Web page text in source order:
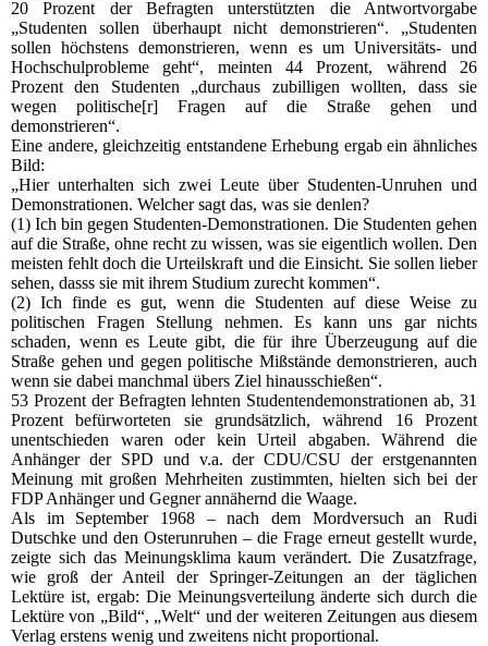
20 Prozent der Befragten unterstützten die Antwortvorgabe
„Studenten sollen überhaupt nicht demonstrieren“. „Studenten
sollen höchstens demonstrieren, wenn es um Universitäts- und
Hochschulprobleme geht“, meinten 44 Prozent, während 26
Prozent den Studenten „durchaus zubilligen wollten, dass sie
wegen politische[r] Fragen auf die Straße gehen und
demonstrieren“.
Eine andere, gleichzeitig entstandene Erhebung ergab ein ähnliches
Bild:
„Hier unterhalten sich zwei Leute über Studenten-Unruhen und
Demonstrationen. Welcher sagt das, was sie denlen?
(1) Ich bin gegen Studenten-Demonstrationen. Die Studenten gehen
auf die Straße, ohne recht zu wissen, was sie eigentlich wollen. Den
meisten fehlt doch die Urteilskraft und die Einsicht. Sie sollen lieber
sehen, dasss sie mit ihrem Studium zurecht kommen“.
(2) Ich finde es gut, wenn die Studenten auf diese Weise zu
politischen Fragen Stellung nehmen. Es kann uns gar nichts
schaden, wenn es Leute gibt, die für ihre Überzeugung auf die
Straße gehen und gegen politische Mißstände demonstrieren, auch
wenn sie dabei manchmal übers Ziel hinausschießen“.
53 Prozent der Befragten lehnten Studentendemonstrationen ab, 31
Prozent befürworteten sie grundsätzlich, während 16 Prozent
unentschieden waren oder kein Urteil abgaben. Während die
Anhänger der SPD und v.a. der CDU/CSU der erstgenannten
Meinung mit großen Mehrheiten zustimmten, hielten sich bei der
FDP Anhänger und Gegner annähernd die Waage.
Als im September 1968 – nach dem Mordversuch an Rudi
Dutschke und den Osterunruhen – die Frage erneut gestellt wurde,
zeigte sich das Meinungsklima kaum verändert. Die Zusatzfrage,
wie groß der Anteil der Springer-Zeitungen an der täglichen
Lektüre ist, ergab: Die Meinungsverteilung änderte sich durch die
Lektüre von „Bild“, „Welt“ und der weiteren Zeitungen aus diesem
Verlag erstens wenig und zweitens nicht proportional.